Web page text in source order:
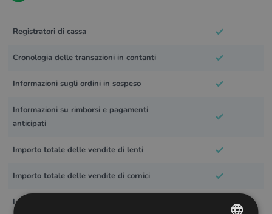
Registratori di cassa
Cronologia delle transazioni in contanti
Informazioni sugli ordini in sospeso
Informazioni su rimborsi e pagamenti
anticipati
Importo totale delle vendite di lenti
Importo totale delle vendite di cornici
Importo totale delle vendite di servizi